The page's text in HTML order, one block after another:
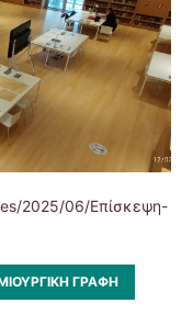
2025/06/Επίσκεψη-
ΓΡΑΦΉ